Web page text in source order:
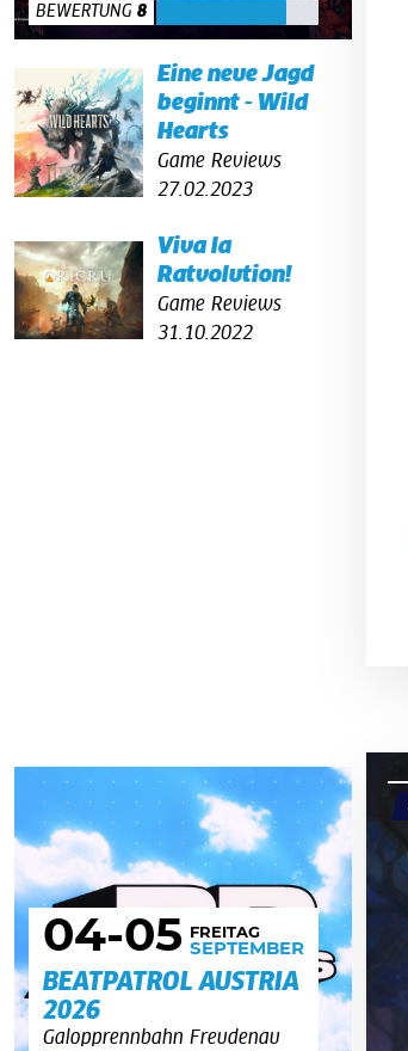
BEWERTUNG 8
Eine neue Jagd
beginnt - Wild
Hearts
Game Reviews
27.02.2023
Viva la
Ratvolution!
Game Reviews
31.10.2022
04-05 FREITAG
SEPTEMBER
BEATPATROL AUSTRIA
2026
Galopprennbahn Freudenau